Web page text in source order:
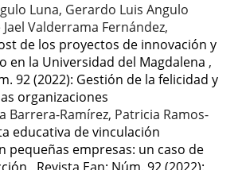
Luna, Gerardo Luis Angulo
Valderrama Fernández,
de los proyectos de innovación y
en la Universidad del Magdalena ,
92 (2022): Gestión de la felicidad y
organizaciones
Barrera-Ramírez, Patricia Ramos-
educativa de vinculación
pequeñas empresas: un caso de